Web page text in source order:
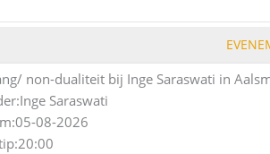
non-dualiteit bij Inge Saraswati in
Inge Saraswati
05-08-2026
20:00